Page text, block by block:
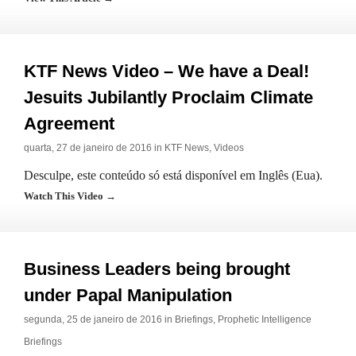
KTF News Video – We have a Deal!
Jesuits Jubilantly Proclaim Climate
Agreement
quarta, 27 de janeiro de 2016 in KTF News, Videos
Desculpe, este conteúdo só está disponível em Inglês (Eua).
Watch This Video →
Business Leaders being brought
under Papal Manipulation
segunda, 25 de janeiro de 2016 in Briefings, Prophetic Intelligence
Briefings